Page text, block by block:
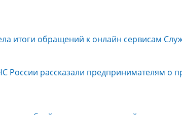
итоги обращений к онлайн сервисам
России рассказали предпринимателям о